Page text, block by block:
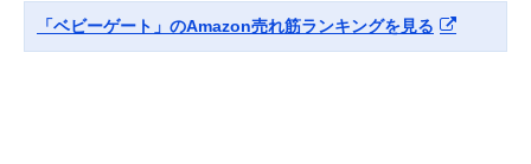
「ベビーゲート」のAmazon売れ筋ランキングを見る